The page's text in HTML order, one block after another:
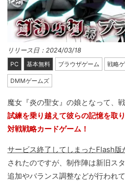
リリース日：2024/03/18
PC 基本無料 ブラウザゲーム 戦略
DMMゲームズ
魔女『炎の聖女』の娘となって、
試練を乗り越えて彼らの記憶を取
対戦戦略カードゲーム！
サービス終了してしまったFlash
されたのですが、制作陣は新旧ス
追加やバランス調整などが行われて